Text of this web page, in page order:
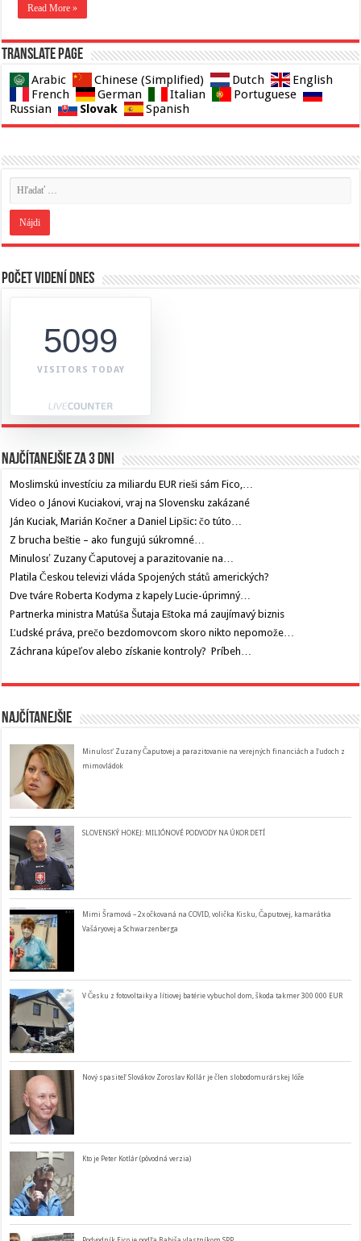
Read More »
Translate page
Arabic Chinese (Simplified) Dutch
English
French
German Italian
Portuguese
Russian
Slovak Spanish
Počet videní dnes
5099
VISITORS TODAY
Najčítanejšie za 3 dni
Moslimskú investíciu za miliardu EUR rieši sám Fico,…
Video o Jánovi Kuciakovi, vraj na Slovensku zakázané
Ján Kuciak, Marián Kočner a Daniel Lipšic: čo túto…
Z brucha beštie – ako fungujú súkromné…
Minulosť Zuzany Čaputovej a parazitovanie na…
Platila Českou televizi vláda Spojených států amerických?
Dve tváre Roberta Kodyma z kapely Lucie-úprimný…
Partnerka ministra Matúša Šutaja Eštoka má zaujímavý biznis
Ľudské práva, prečo bezdomovcom skoro nikto nepomože…
Záchrana kúpeľov alebo získanie kontroly? Príbeh…
Najčítanejšie
Minulosť Zuzany Čaputovej a parazitovanie na verejných financiách a ľudoch z
mimovládok
SLOVENSKÝ HOKEJ: MILIÓNOVÉ PODVODY NA ÚKOR DETÍ
Mimi Šramová – 2x očkovaná na COVID, volička Kisku, Čaputovej, kamarátka
Vašáryovej a Schwarzenberga
V Česku z fotovoltaiky a lítiovej batérie vybuchol dom, škoda takmer 300 000 EUR
Nový spasiteľ Slovákov Zoroslav Kollár je člen slobodomurárskej lóže
Kto je Peter Kotlár (pôvodná verzia)